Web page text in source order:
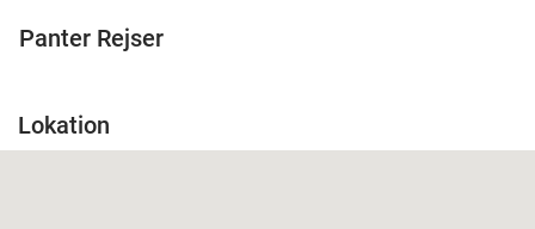
Panter Rejser
Lokation